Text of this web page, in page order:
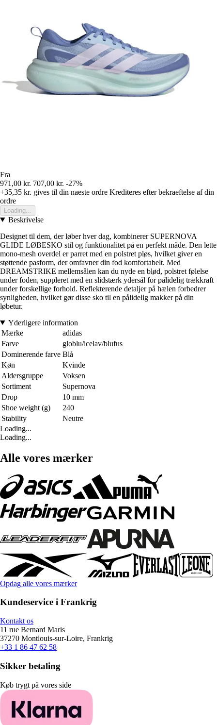
Fra
971,00 kr. 707,00 kr. -27%
+35,35 kr. gives til din naeste ordre Krediteres efter bekraeftelse af din
ordre
Loading...
Beskrivelse
Designet til dem, der løber hver dag, kombinerer SUPERNOVA
GLIDE LØBESKO stil og funktionalitet på en perfekt måde. Den lette
mono-mesh overdel er parret med en polstret pløs, hvilket giver en
støttende pasform, der omfavner din fod komfortabelt. Med
DREAMSTRIKE mellemsålen kan du nyde en blød, polstret følelse
under foden, suppleret med en slidstærk ydersål for pålidelig trækkraft
under forskellige forhold. Reflekterende detaljer på hælen forbedrer
synligheden, hvilket gør disse sko til en pålidelig makker på din
løbetur.
Yderligere information
Mærke
adidas
Farve
globlu/icelav/blufus
Dominerende farve Blå
Køn
Kvinde
Aldersgruppe
Voksen
Sortiment
Supernova
Drop
10 mm
Shoe weight (g)
240
Stability
Neutre
Loading...
Loading...
Alle vores mærker
Opdag alle vores mærker
Kundeservice i Frankrig
Kontakt os
11 rue Bernard Maris
37270 Montlouis-sur-Loire, Frankrig
+33 1 86 47 62 58
Sikker betaling
Køb trygt på vores side